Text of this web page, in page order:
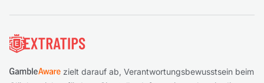
zielt darauf ab, Verantwortungsbewusstsein beim